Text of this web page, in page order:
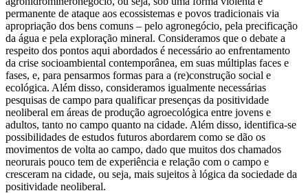
permanente de ataque aos ecossistemas e povos tradicionais via
apropriação dos bens comuns – pelo agronegócio, pela precificação
da água e pela exploração mineral. Consideramos que o debate a
respeito dos pontos aqui abordados é necessário ao enfrentamento
da crise socioambiental contemporânea, em suas múltiplas faces e
fases, e, para pensarmos formas para a (re)construção social e
ecológica. Além disso, consideramos igualmente necessárias
pesquisas de campo para qualificar presenças da positividade
neoliberal em áreas de produção agroecológica entre jovens e
adultos, tanto no campo quanto na cidade. Além disso, identifica-se
possibilidades de estudos futuros abordarem como se dão os
movimentos de volta ao campo, dado que muitos dos chamados
neorurais pouco tem de experiência e relação com o campo e
cresceram na cidade, ou seja, mais sujeitos à lógica da sociedade da
positividade neoliberal.